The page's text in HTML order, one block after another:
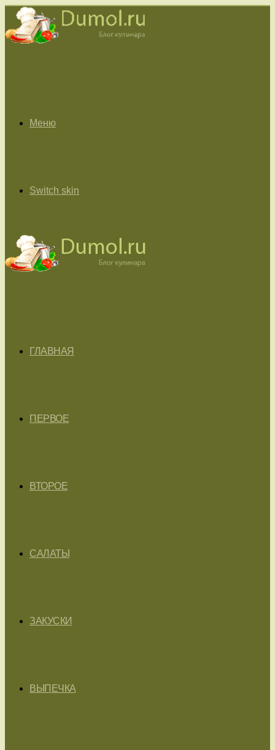
Меню
Switch skin
ГЛАВНАЯ
ПЕРВОЕ
ВТОРОЕ
САЛАТЫ
ЗАКУСКИ
ВЫПЕЧКА